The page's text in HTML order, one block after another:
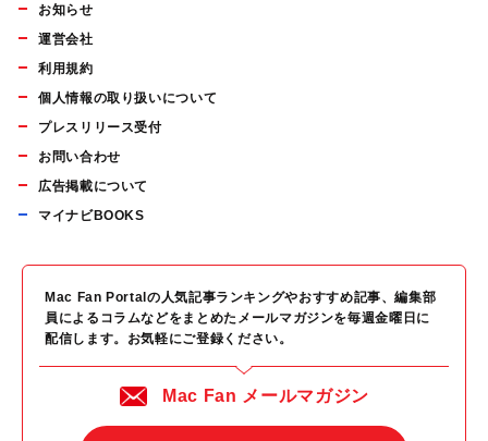
お知らせ
運営会社
利用規約
個人情報の取り扱いについて
プレスリリース受付
お問い合わせ
広告掲載について
マイナビBOOKS
Mac Fan Portalの人気記事ランキングやおすすめ記事、編集部
員によるコラムなどをまとめたメールマガジンを毎週金曜日に
配信します。お気軽にご登録ください。
Mac Fan メールマガジン